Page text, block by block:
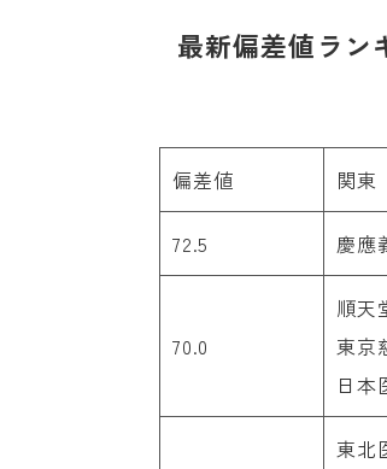
最新偏差値ラン
偏差値 関東
72.5 慶應
70.0
順天
東京
日本
東北